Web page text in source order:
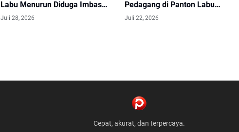
Labu Menurun Diduga Imbas
Banjir
Juli 28, 2026
Pedagang di Panton Labu
Keluhkan Penurunan Omzet
Juli 22, 2026
Cepat, akurat, dan terpercaya.